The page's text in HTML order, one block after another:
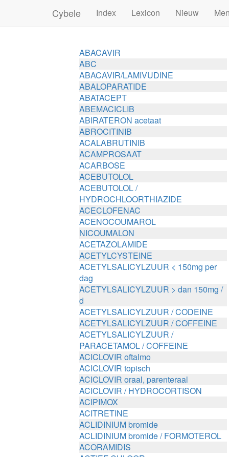
Cybele Index Lexicon Nieuw
ABACAVIR
ABC
ABACAVIR/LAMIVUDINE
ABALOPARATIDE
ABATACEPT
ABEMACICLIB
ABIRATERON acetaat
ABROCITINIB
ACALABRUTINIB
ACAMPROSAAT
ACARBOSE
ACEBUTOLOL
ACEBUTOLOL /
HYDROCHLOORTHIAZIDE
ACECLOFENAC
ACENOCOUMAROL
NICOUMALON
ACETAZOLAMIDE
ACETYLCYSTEINE
ACETYLSALICYLZUUR < 150mg per
dag
ACETYLSALICYLZUUR > dan 150mg /
d
ACETYLSALICYLZUUR / CODEINE
ACETYLSALICYLZUUR / COFFEINE
ACETYLSALICYLZUUR /
PARACETAMOL / COFFEINE
ACICLOVIR oftalmo
ACICLOVIR topisch
ACICLOVIR oraal, parenteraal
ACICLOVIR / HYDROCORTISON
ACIPIMOX
ACITRETINE
ACLIDINIUM bromide
ACLIDINIUM bromide / FORMOTEROL
ACORAMIDIS